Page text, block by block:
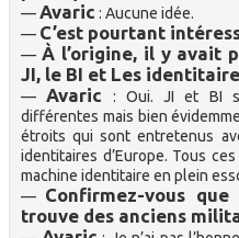
—Avaric : Aucune idée.
— C’est pourtant
— À l’origine, il y avait
JI, le BI et Les
—Avaric : Oui. JI et BI
différentes mais bien
étroits qui sont entretenus
identitaires d’Europe. Tous
machine identitaire en plein
— Confirmez-vous
trouve des anciens